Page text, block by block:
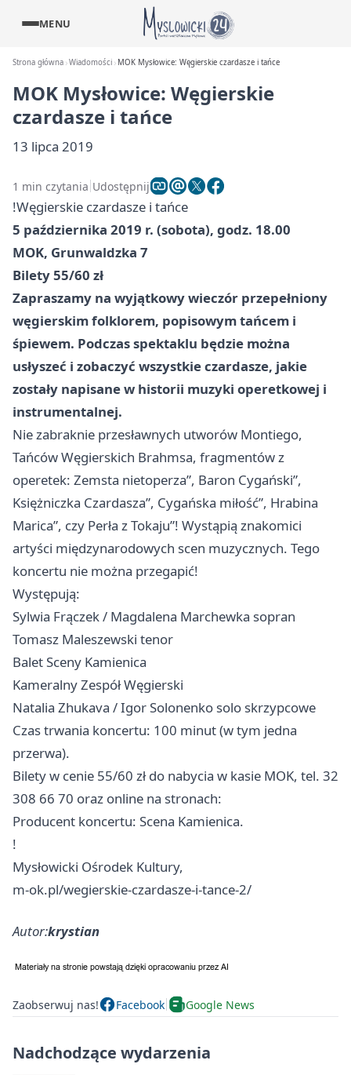
MENU
Strona główna Wiadomości MOK Mysłowice: Węgierskie czardasze i tańce
MOK Mysłowice: Węgierskie
czardasze i tańce
13 lipca 2019
1 min czytania Udostępnij
!Węgierskie czardasze i tańce
5 października 2019 r. (sobota), godz. 18.00
MOK, Grunwaldzka 7
Bilety 55/60 zł
Zapraszamy na wyjątkowy wieczór przepełniony
węgierskim folklorem, popisowym tańcem i
śpiewem. Podczas spektaklu będzie można
usłyszeć i zobaczyć wszystkie czardasze, jakie
zostały napisane w historii muzyki operetkowej i
instrumentalnej.
Nie zabraknie przesławnych utworów Montiego,
Tańców Węgierskich Brahmsa, fragmentów z
operetek: Zemsta nietoperza”, Baron Cygański”,
Księżniczka Czardasza”, Cygańska miłość”, Hrabina
Marica”, czy Perła z Tokaju”! Wystąpią znakomici
artyści międzynarodowych scen muzycznych. Tego
koncertu nie można przegapić!
Występują:
Sylwia Frączek / Magdalena Marchewka sopran
Tomasz Maleszewski tenor
Balet Sceny Kamienica
Kameralny Zespół Węgierski
Natalia Zhukava / Igor Solonenko solo skrzypcowe
Czas trwania koncertu: 100 minut (w tym jedna
przerwa).
Bilety w cenie 55/60 zł do nabycia w kasie MOK, tel. 32
308 66 70 oraz online na stronach:
Producent koncertu: Scena Kamienica.
!
Mysłowicki Ośrodek Kultury,
m-ok.pl/wegierskie-czardasze-i-tance-2/
Autor:krystian
Zaobserwuj nas! Facebook Google News
Nadchodzące wydarzenia